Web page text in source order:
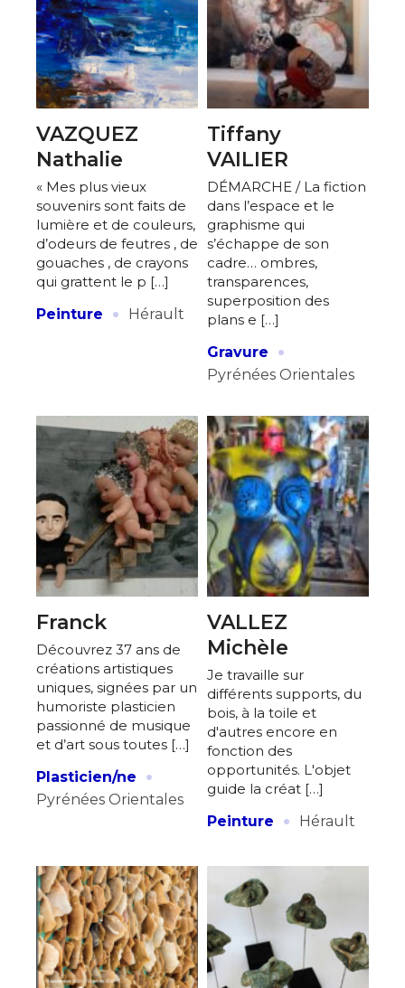
* Champ obligatoire
VAZQUEZ
Nathalie
« Mes plus vieux
souvenirs sont faits de
lumière et de couleurs,
d’odeurs de feutres , de
gouaches , de crayons
qui grattent le p […]
Peinture
· Hérault
Tiffany
VAILIER
DÉMARCHE / La fiction
dans l’espace et le
graphisme qui
s’échappe de son
cadre… ombres,
transparences,
superposition des
plans e […]
Gravure
·
Pyrénées Orientales
Franck
Découvrez 37 ans de
créations artistiques
uniques, signées par un
humoriste plasticien
passionné de musique
et d’art sous toutes […]
Plasticien/ne
·
Pyrénées Orientales
VALLEZ
Michèle
Je travaille sur
différents supports, du
bois, à la toile et
d'autres encore en
fonction des
opportunités. L'objet
guide la créat […]
Peinture
· Hérault